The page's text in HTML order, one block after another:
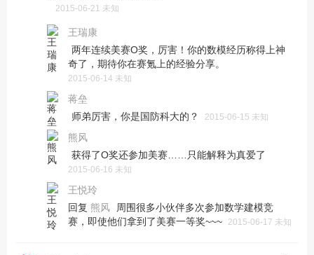
2015-06-21 未知
王瑞康
两年连续美赛O奖，厉害！你的数模经历称得上神
奇了，期待你在赛氪上的经验分享。
2015-06-14 未知
蒋垒
师弟厉害，你是国防科大的？ 2015-06-15 未知
熊风
获得了O奖还参加美赛……只能解释为真爱了
2015-06-16 未知
王悦玲
回复 熊风
周围很多小伙伴多次参加数学建模竞
赛，即使他们拿到了美赛一等奖~~~
2015-06-17 未知